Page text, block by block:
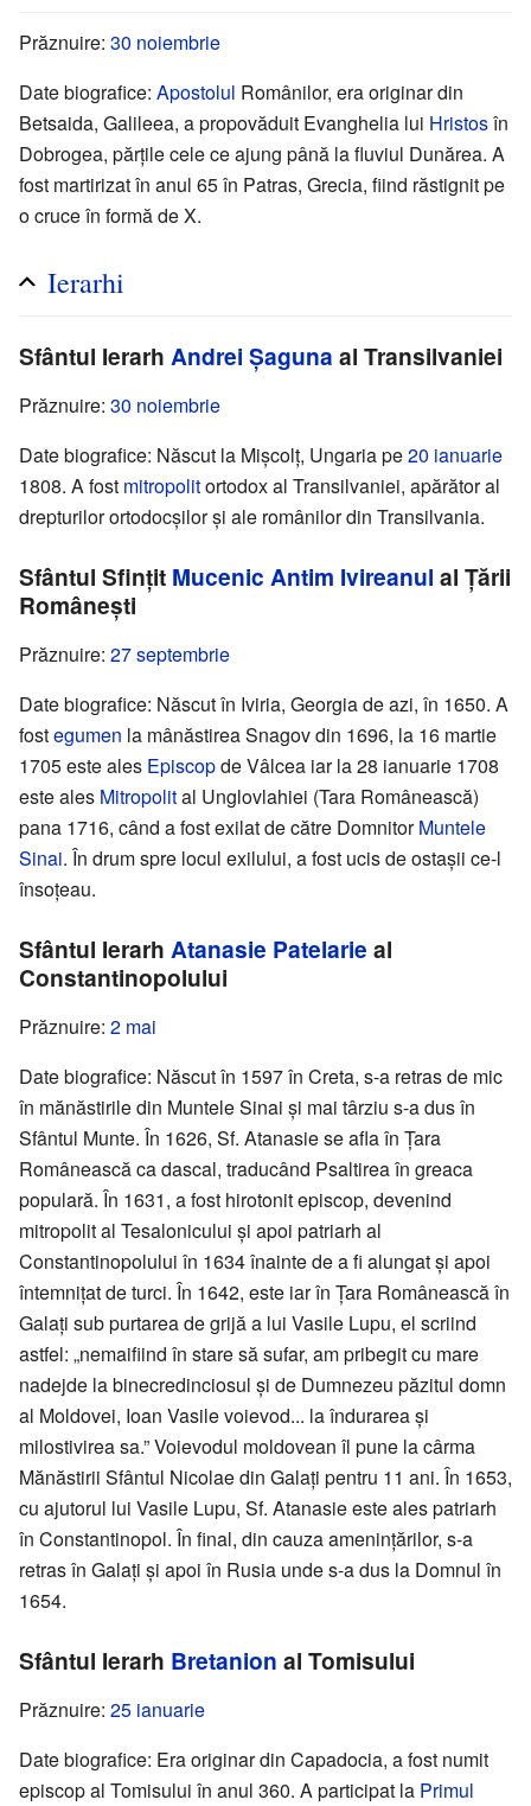
Prăznuire: 30 noiembrie
Date biografice: Apostolul Românilor, era originar din
Betsaida, Galileea, a propovăduit Evanghelia lui Hristosîn
Dobrogea, părțile cele ce ajung până la fluviul Dunărea. A
fost martirizat în anul 65 în Patras, Grecia, fiind răstignit pe
o cruce în formă de X.
Ierarhi
Sfântul Ierarh Andrei Șaguna al Transilvaniei
Prăznuire: 30 noiembrie
Date biografice: Născut la Mișcolț, Ungaria pe20 ianuarie
1808. A fost mitropolitortodox al Transilvaniei, apărător al
drepturilor ortodocșilor și ale românilor din Transilvania.
Sfântul Sfințit Mucenic Antim Ivireanul al Țării
Românești
Prăznuire: 27 septembrie
Date biografice: Născut în Iviria, Georgia de azi, în 1650. A
fostegumen la mânăstirea Snagov din 1696, la 16 martie
1705 este ales Episcopde Vâlcea iar la 28 ianuarie 1708
este ales Mitropolital Unglovlahiei (Tara Românească)
pana 1716, când a fost exilat de către DomnitorMuntele
Sinai. În drum spre locul exilului, a fost ucis de ostașii ce-l
însoțeau.
Sfântul Ierarh Atanasie Patelarie al
Constantinopolului
Prăznuire: 2 mai
Date biografice: Născut în 1597 în Creta, s-a retras de mic
în mănăstirile din Muntele Sinai și mai târziu s-a dus în
Sfântul Munte. În 1626, Sf. Atanasie se afla în Țara
Românească ca dascal, traducând Psaltirea în greaca
populară. În 1631, a fost hirotonit episcop, devenind
mitropolit al Tesalonicului și apoi patriarh al
Constantinopolului în 1634 înainte de a fi alungat și apoi
întemnițat de turci. În 1642, este iar în Țara Românească în
Galați sub purtarea de grijă a lui Vasile Lupu, el scriind
astfel: „nemaifiind în stare să sufar, am pribegit cu mare
nadejde la binecredinciosul și de Dumnezeu păzitul domn
al Moldovei, Ioan Vasile voievod... la îndurarea și
milostivirea sa.” Voievodul moldovean îl pune la cârma
Mănăstirii Sfântul Nicolae din Galați pentru 11 ani. În 1653,
cu ajutorul lui Vasile Lupu, Sf. Atanasie este ales patriarh
în Constantinopol. În final, din cauza amenințărilor, s-a
retras în Galați și apoi în Rusia unde s-a dus la Domnul în
1654.
Sfântul Ierarh Bretanion al Tomisului
Prăznuire: 25 ianuarie
Date biografice: Era originar din Capadocia, a fost numit
episcop al Tomisului în anul 360. A participat la Primul